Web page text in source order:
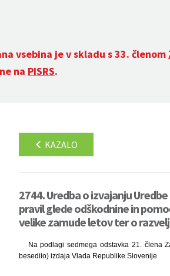
vsebina je v skladu s 33. členom
na PISRS.
KAZALO
2744. Uredba o izvajanju
pravil glede odškodnine in
velike zamude letov ter o
Na podlagi sedmega odstavka 21. člena
besedilo) izdaja Vlada Republike Slovenije